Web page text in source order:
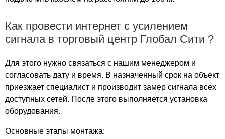
Улей
Фестиваль
Флеш Ланж
Флотилия
Формула X
Ханой-Москва
Хорошевский
Хорошо
Как провести интернет с усилением
сигнала в торговый центр Глобал Сити ?
Для этого нужно связаться с нашим менеджером и
согласовать дату и время. В назначенный срок на объект
приезжает специалист и производит замер сигнала всех
доступных сетей. После этого выполняется установка
оборудования.
Основные этапы монтажа: